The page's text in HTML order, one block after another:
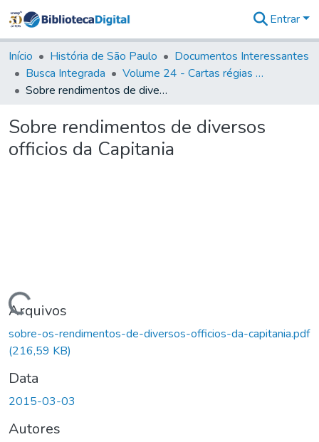
&
Coleções
Tudo na
Biblioteca
Estatísticas
Entrar
Início História de São Paulo
Documentos Interessantes
Busca Integrada
Volume 24 - Cartas régias e provisões (1730- 1738)
Sobre rendimentos de diversos officios da Capitania
Sobre rendimentos de diversos
officios da Capitania
Carregando...
Arquivos
sobre-os-rendimentos-de-diversos-officios-da-capitania.pdf
(216,59 KB)
Data
2015-03-03
Autores